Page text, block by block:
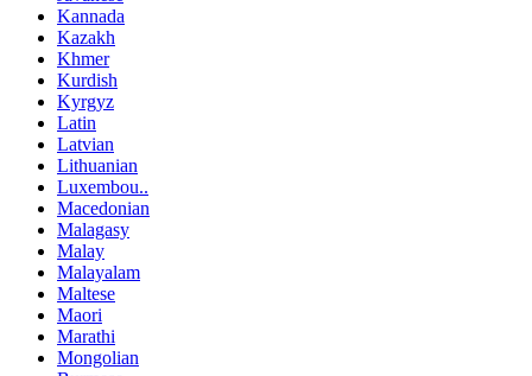
Kannada
Kazakh
Khmer
Kurdish
Kyrgyz
Latin
Latvian
Lithuanian
Luxembou..
Macedonian
Malagasy
Malay
Malayalam
Maltese
Maori
Marathi
Mongolian